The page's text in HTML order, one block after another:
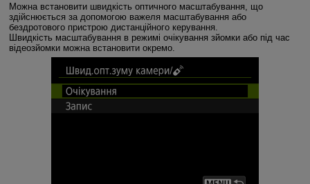
Можна встановити швидкість оптичного масштабування, що
здійснюється за допомогою важеля масштабування або
бездротового пристрою дистанційного керування.
Швидкість масштабування в режимі очікування зйомки або під час
відеозйомки можна встановити окремо.